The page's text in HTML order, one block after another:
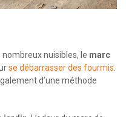
nuisibles, le marc
se débarrasser des fourmis
d’une méthode